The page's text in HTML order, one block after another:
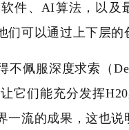
件、AI算法，以
们可以通过上下层
不佩服深度求索（
它们能充分发挥
一流的成果，这也